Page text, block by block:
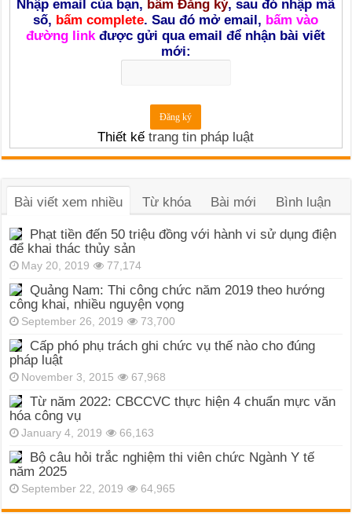
Nhập email của bạn, bấm Đăng ký, sau đó nhập mã
số, bấm complete. Sau đó mở email, bấm vào
đường linkđược gửi qua email để nhận bài viết
mới:
Thiết kếtrang tin pháp luật
Bài viết xem nhiều Từ khóa Bài mới Bình luận
Phạt tiền đến 50 triệu đồng với hành vi sử dụng điện
để khai thác thủy sản
May 20, 2019 77,174
Quảng Nam: Thi công chức năm 2019 theo hướng
công khai, nhiều nguyện vọng
September 26, 2019 73,700
Cấp phó phụ trách ghi chức vụ thế nào cho đúng
pháp luật
November 3, 2015 67,968
Từ năm 2022: CBCCVC thực hiện 4 chuẩn mực văn
hóa công vụ
January 4, 2019 66,163
Bộ câu hỏi trắc nghiệm thi viên chức Ngành Y tế
năm 2025
September 22, 2019 64,965